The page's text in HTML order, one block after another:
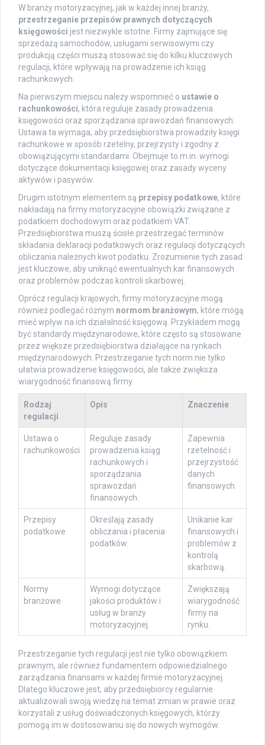
W branży motoryzacyjnej, jak w każdej innej branży,
przestrzeganie przepisów prawnych dotyczących
księgowości jest niezwykle istotne. Firmy zajmujące się
sprzedażą samochodów, usługami serwisowymi czy
produkcją części muszą stosować się do kilku kluczowych
regulacji, które wpływają na prowadzenie ich ksiąg
rachunkowych.
Na pierwszym miejscu należy wspomnieć o ustawie o
rachunkowości, która reguluje zasady prowadzenia
księgowości oraz sporządzania sprawozdań finansowych.
Ustawa ta wymaga, aby przedsiębiorstwa prowadziły księgi
rachunkowe w sposób rzetelny, przejrzysty i zgodny z
obowiązującymi standardami. Obejmuje to m.in. wymogi
dotyczące dokumentacji księgowej oraz zasady wyceny
aktywów i pasywów.
Drugim istotnym elementem są przepisy podatkowe, które
nakładają na firmy motoryzacyjne obowiązki związane z
podatkiem dochodowym oraz podatkiem VAT.
Przedsiębiorstwa muszą ścisłe przestrzegać terminów
składania deklaracji podatkowych oraz regulacji dotyczących
obliczania należnych kwot podatku. Zrozumienie tych zasad
jest kluczowe, aby uniknąć ewentualnych kar finansowych
oraz problemów podczas kontroli skarbowej.
Oprócz regulacji krajowych, firmy motoryzacyjne mogą
również podlegać różnym normom branżowym, które mogą
mieć wpływ na ich działalność księgową. Przykładem mogą
być standardy międzynarodowe, które często są stosowane
przez większe przedsiębiorstwa działające na rynkach
międzynarodowych. Przestrzeganie tych norm nie tylko
ułatwia prowadzenie księgowości, ale także zwiększa
wiarygodność finansową firmy.
Rodzaj
regulacji
Opis Znaczenie
Ustawa o
rachunkowości
Reguluje zasady
prowadzenia ksiąg
rachunkowych i
sporządzania
sprawozdań
finansowych.
Zapewnia
rzetelność i
przejrzystość
danych
finansowych.
Przepisy
podatkowe
Określają zasady
obliczania i płacenia
podatków.
Unikanie kar
finansowych i
problemów z
kontrolą
skarbową.
Normy
branżowe
Wymogi dotyczące
jakości produktów i
usług w branży
motoryzacyjnej.
Zwiększają
wiarygodność
firmy na
rynku.
Przestrzeganie tych regulacji jest nie tylko obowiązkiem
prawnym, ale również fundamentem odpowiedzialnego
zarządzania finansami w każdej firmie motoryzacyjnej.
Dlatego kluczowe jest, aby przedsiębiorcy regularnie
aktualizowali swoją wiedzę na temat zmian w prawie oraz
korzystali z usług doświadczonych księgowych, którzy
pomogą im w dostosowaniu się do nowych wymogów.